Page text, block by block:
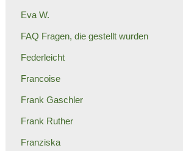
Eva W.
FAQ Fragen, die gestellt wurden
Federleicht
Francoise
Frank Gaschler
Frank Ruther
Franziska